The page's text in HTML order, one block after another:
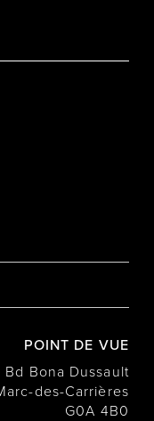
POINT DE VUE
Bd Bona Dussault
des-Carrières
G0A 4B0